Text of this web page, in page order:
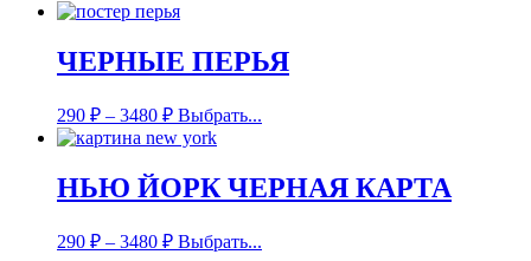
ЧЕРНЫЕ ПЕРЬЯ
290 ₽ – 3480 ₽ Выбрать...
НЬЮ ЙОРК ЧЕРНАЯ КАРТА
290 ₽ – 3480 ₽ Выбрать...